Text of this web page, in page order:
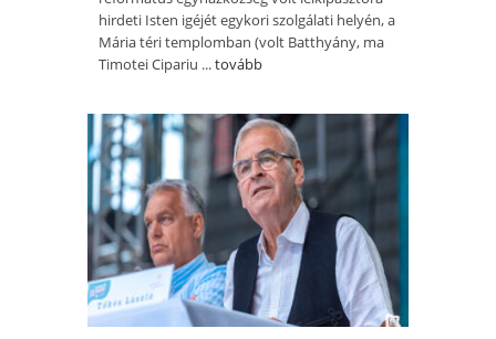
hirdeti Isten igéjét egykori szolgálati helyén, a
Mária téri templomban (volt Batthyány, ma
Timotei Cipariu ...tovább